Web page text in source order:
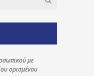
με
ορισμένου